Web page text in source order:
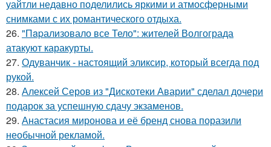
уайтли недавно поделились яркими и атмосферными
снимками с их романтического отдыха.
26. "Пapализовало все Тело": жителей Волгограда
атакуют каракурты.
27. Одуванчик - настоящий эликсир, который всегда под
рукой.
28. Алексей Серов из "Дискотеки Аварии" сделал дочери
подарок за успешную сдачу экзаменов.
29. Анастасия миронова и её бренд снова поразили
необычной рекламой.